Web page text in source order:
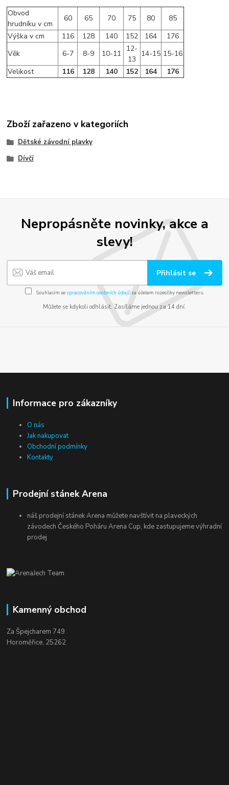
Obvod
hrudníku v cm
60 65 70 75 80
85
Výška v cm
116 128 140 152 164
176
Věk
6-7 8-9 10-11
12-
13
14-15 15-16
Velikost
116 128 140 152 164 176
Zboží zařazeno v kategoriích
Dětské závodní plavky
Dívčí
Nepropásněte novinky, akce a
slevy!
Přihlásit se
Souhlasím se zpracováním osobních údajůza účelem rozesílky newsletteru.
Můžete se kdykoli odhlásit. Zasíláme jednou za 14 dní.
Informace pro zákazníky
O nás
Jak nakupovat
Obchodní podmínky
Kontakty
Prodejní stánek Arena
náš prodejní stánek Arena můžete navštívit na plaveckých
závodech Českého Poháru Arena Cup, kde zastupujeme výhradní
prodej
Kamenný obchod
Za Špejcharem 749
Horoměřice, 25262